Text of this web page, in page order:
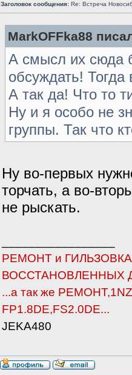
Заголовок сообщения: Re: Встреча
MarkOFFka88
А смысл их сюда
обсуждать!
А так да! Что то
Ну и я особо не
группы. Так что
Ну во-первых
торчать, а во-
не рыскать.
РЕМОНТ и
ВОССТАНОВЛЕННЫХ
...а так же
FP1.8DE,FS2.0DE...
JEKA480